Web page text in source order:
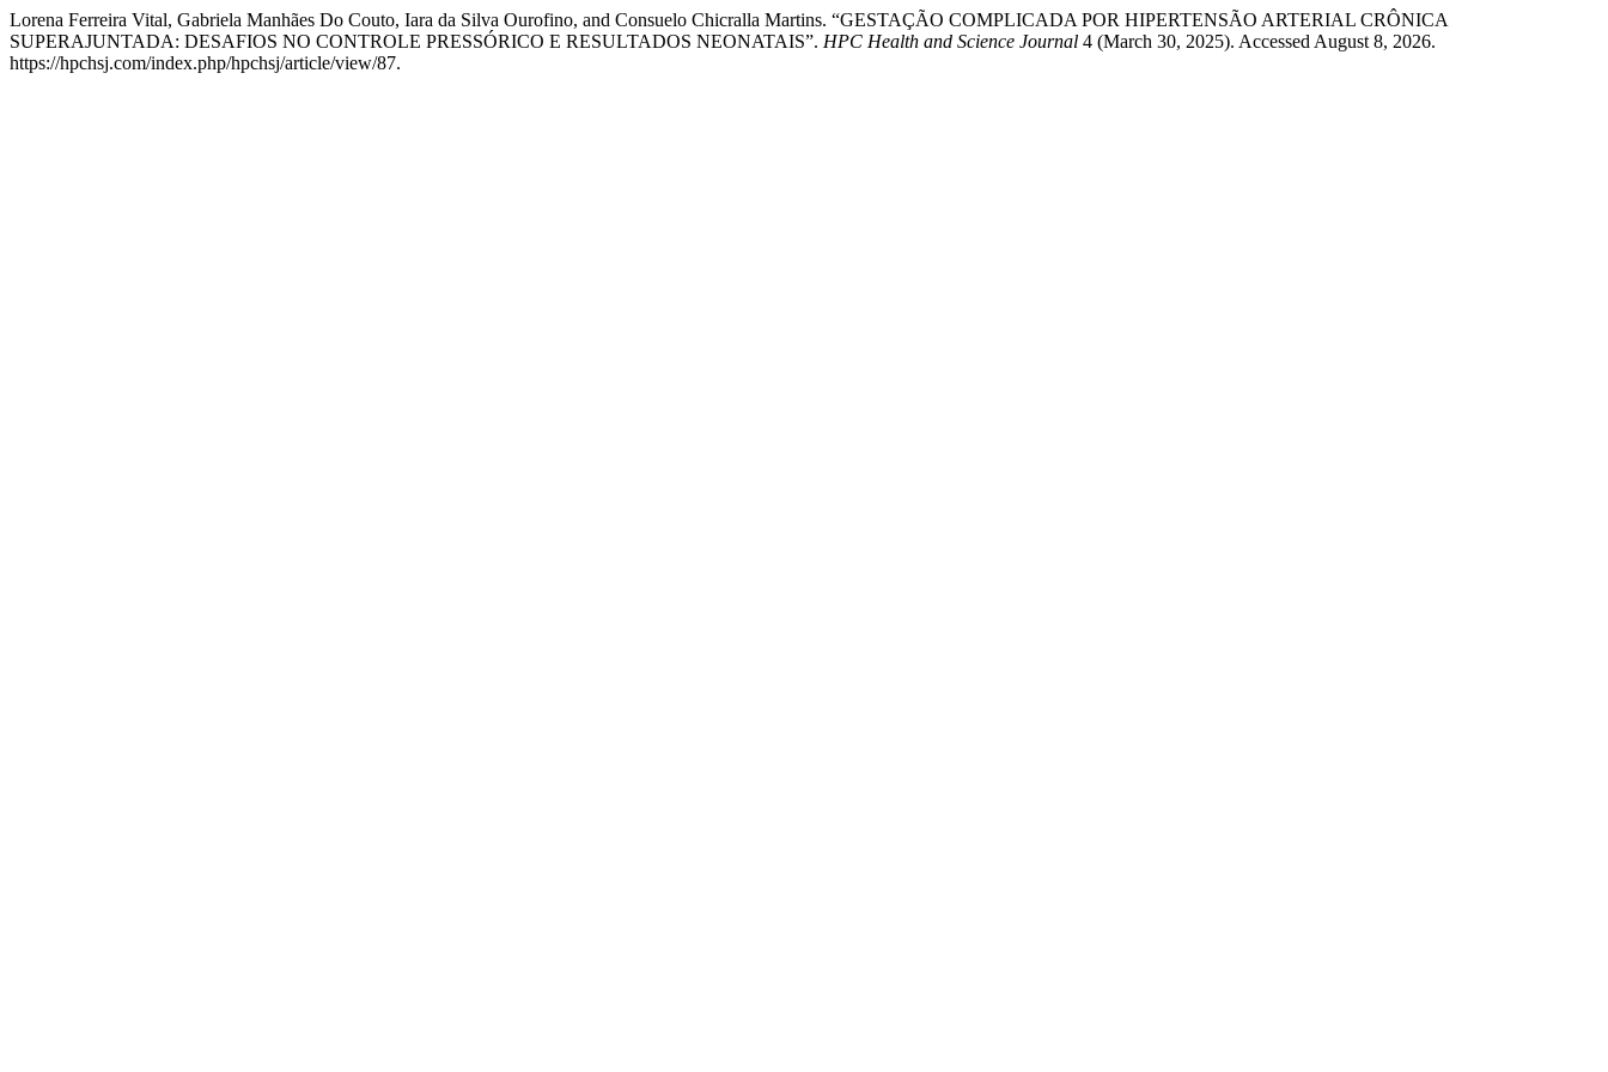
Lorena Ferreira Vital, Gabriela Manhães Do Couto, Iara da Silva Ourofino, and Consuelo Chicralla Martins. “GESTAÇÃO COMPLICADA POR HIPERTENSÃO ARTERIAL CRÔNICA
SUPERAJUNTADA: DESAFIOS NO CONTROLE PRESSÓRICO E RESULTADOS NEONATAIS”. HPC Health and Science Journal 4 (March 30, 2025). Accessed August 8, 2026.
https://hpchsj.com/index.php/hpchsj/article/view/87.